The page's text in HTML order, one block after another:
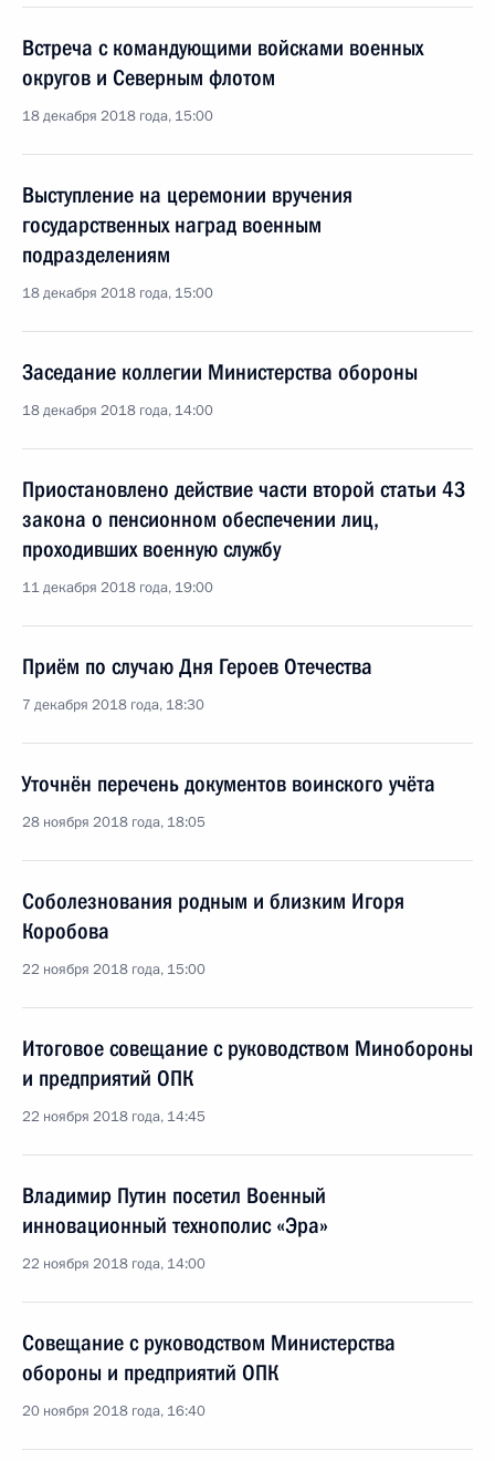
Встреча с командующими войсками военных
округов и Северным флотом
18 декабря 2018 года, 15:00
Выступление на церемонии вручения
государственных наград военным
подразделениям
18 декабря 2018 года, 15:00
Заседание коллегии Министерства обороны
18 декабря 2018 года, 14:00
Приостановлено действие части второй статьи 43
закона о пенсионном обеспечении лиц,
проходивших военную службу
11 декабря 2018 года, 19:00
Приём по случаю Дня Героев Отечества
7 декабря 2018 года, 18:30
Уточнён перечень документов воинского учёта
28 ноября 2018 года, 18:05
Соболезнования родным и близким Игоря
Коробова
22 ноября 2018 года, 15:00
Итоговое совещание с руководством Минобороны
и предприятий ОПК
22 ноября 2018 года, 14:45
Владимир Путин посетил Военный
инновационный технополис «Эра»
22 ноября 2018 года, 14:00
Совещание с руководством Министерства
обороны и предприятий ОПК
20 ноября 2018 года, 16:40